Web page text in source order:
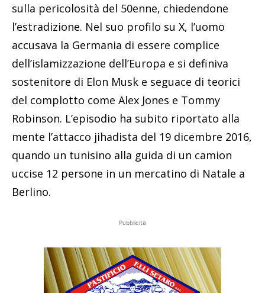
sulla pericolosità del 50enne, chiedendone
l’estradizione. Nel suo profilo su X, l’uomo
accusava la Germania di essere complice
dell’islamizzazione dell’Europa e si definiva
sostenitore di Elon Musk e seguace di teorici
del complotto come Alex Jones e Tommy
Robinson. L’episodio ha subito riportato alla
mente l’attacco jihadista del 19 dicembre 2016,
quando un tunisino alla guida di un camion
uccise 12 persone in un mercatino di Natale a
Berlino.
Pubblicità